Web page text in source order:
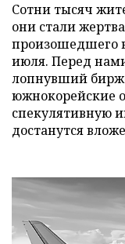
Сотни тысяч
они стали
произошедшего
июля. Перед
лопнувший
южнокорейские
спекулятивную
достанутся